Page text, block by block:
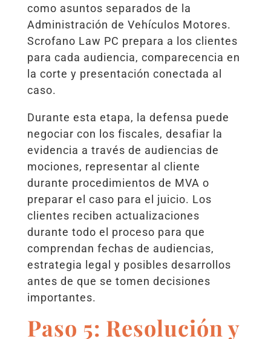
como asuntos separados de la
Administración de Vehículos Motores.
Scrofano Law PC prepara a los clientes
para cada audiencia, comparecencia en
la corte y presentación conectada al
caso.
Durante esta etapa, la defensa puede
negociar con los fiscales, desafiar la
evidencia a través de audiencias de
mociones, representar al cliente
durante procedimientos de MVA o
preparar el caso para el juicio. Los
clientes reciben actualizaciones
durante todo el proceso para que
comprendan fechas de audiencias,
estrategia legal y posibles desarrollos
antes de que se tomen decisiones
importantes.
Paso 5: Resolución y